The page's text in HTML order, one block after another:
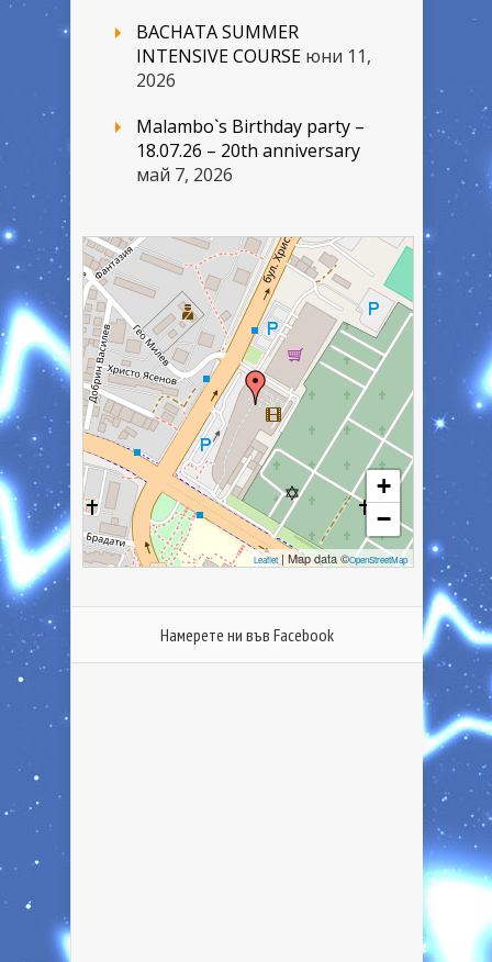
BACHATA SUMMER
INTENSIVE COURSE юни 11,
2026
Malambo`s Birthday party –
18.07.26 – 20th anniversary
май 7, 2026
+
−
Leaflet | Map data ©OpenStreetMap
Намерете ни във Facebook